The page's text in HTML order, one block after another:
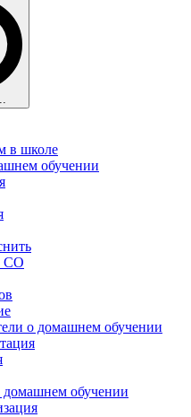
в школе
обучении
СО
о домашнем обучении
домашнем обучении